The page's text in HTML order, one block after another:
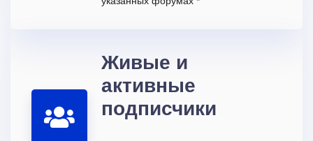
Живые и
активные
подписчики